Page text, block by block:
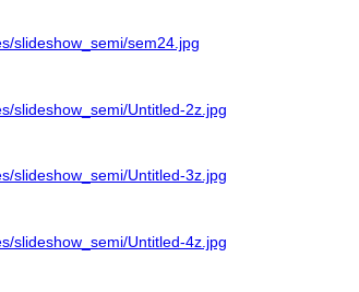
slideshow_semi/sem24.jpg
slideshow_semi/Untitled-2z.jpg
slideshow_semi/Untitled-3z.jpg
slideshow_semi/Untitled-4z.jpg